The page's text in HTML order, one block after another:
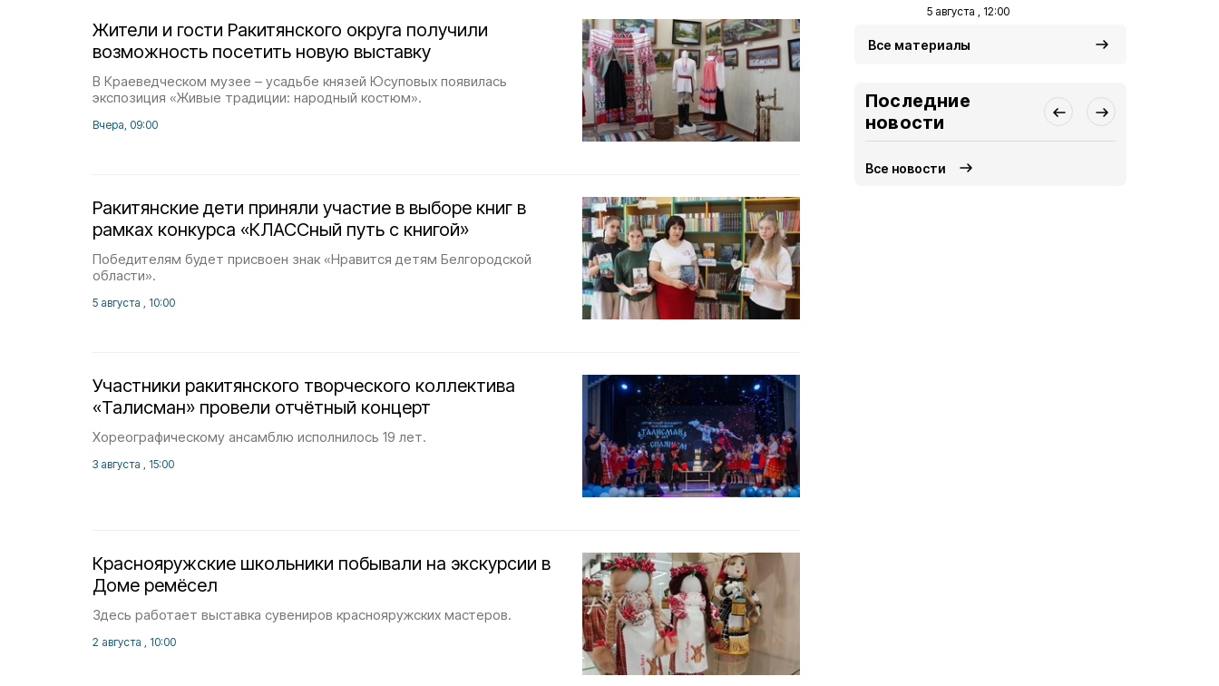
Жители и гости Ракитянского округа получили
возможность посетить новую выставку
В Краеведческом музее – усадьбе князей Юсуповых появилась
экспозиция «Живые традиции: народный костюм».
Вчера, 09:00
Ракитянские дети приняли участие в выборе книг в
рамках конкурса «КЛАССный путь с книгой»
Победителям будет присвоен знак «Нравится детям Белгородской
области».
5 августа , 10:00
Участники ракитянского творческого коллектива
«Талисман» провели отчётный концерт
Хореографическому ансамблю исполнилось 19 лет.
3 августа , 15:00
Краснояружские школьники побывали на экскурсии в
Доме ремёсел
Здесь работает выставка сувениров краснояружских мастеров.
2 августа , 10:00
5 августа , 12:00
Все материалы
Последние
новости
Все новости